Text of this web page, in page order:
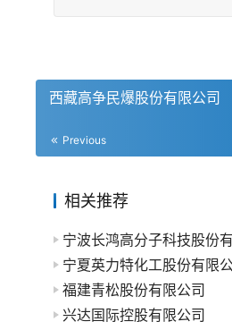
西藏高争民爆股份有限公司
Previous
相关推荐
宁波长鸿高分子科技股份
宁夏英力特化工股份有限
福建青松股份有限公司
兴达国际控股有限公司